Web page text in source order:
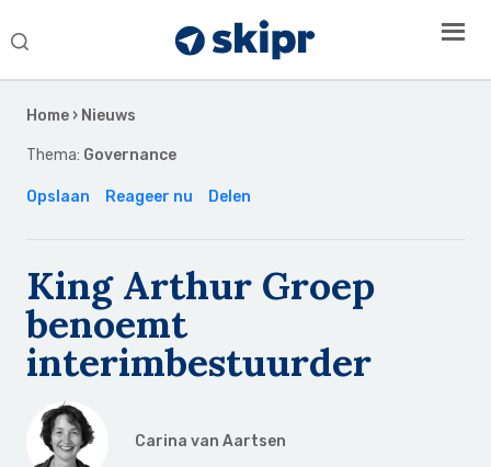
Search
Home › Nieuws
Thema: Governance
Opslaan Reageer nu Delen
King Arthur Groep
benoemt
interimbestuurder
Carina van Aartsen
Sidebar